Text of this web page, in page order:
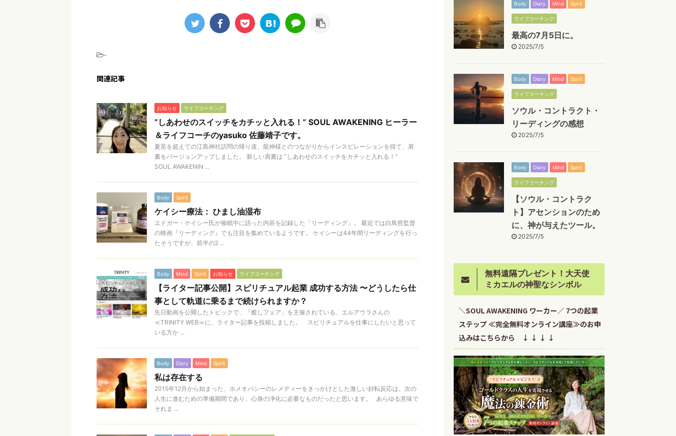
-
関連記事
お知らせ ライフコーチング
”しあわせのスイッチをカチッと入れる！” SOUL AWAKENING ヒーラー
＆ライフコーチのyasuko 佐藤靖子です。
夏至を超えての江島神社訪問の帰り道、龍神様とのつながりからインスピレーションを得て、肩
書をバージョンアップしました。 新しい肩書は ”しあわせのスイッチをカチッと入れる！”
SOUL AWAKENIN ...
Body Spirit
ケイシー療法： ひまし油湿布
エドガー・ケイシー氏が催眠中に語った内容を記録した「リーディング」。 最近では白鳥哲監督
の映画『リーディング』でも注目を集めているようです。 ケイシーは44年間リーディングを行っ
たそうですが、前半の2 ...
Body Mind Spirit お知らせ ライフコーチング
【ライター記事公開】スピリチュアル起業 成功する方法 〜どうしたら仕
事として軌道に乗るまで続けられますか？
先日動画を公開したトピックで、『癒しフェア」を主催されている、エルアウラさんの
≪TRINITY WEB≫に、ライター記事を投稿しました。 ㅤ スピリチュアルを仕事にしたいと思って
いる方か ...
Body Diary Mind Spirit
私は存在する
2015年12月から始まった、ホメオパシーのレメディーをきっかけとした激しい好転反応は、次の
人生に進むための準備期間であり、心身の浄化に必要なものだったと思います。 あらゆる意味で
それま ...
Body Diary Mind Spirit
ライフコーチング
最高の7月5日に。
2025/7/5
Body Diary Mind Spirit
ライフコーチング
ソウル・コントラクト・
リーディングの感想
2025/7/5
Body Diary Mind Spirit
ライフコーチング
【ソウル・コントラク
ト】アセンションのため
に、神が与えたツール。
2025/7/5
無料遠隔プレゼント！大天使
ミカエルの神聖なシンボル
＼SOUL AWAKENING ワーカー／ 7つの起業
ステップ ≪完全無料オンライン講座≫のお申
込みはこちらから ↓ ↓ ↓ ↓